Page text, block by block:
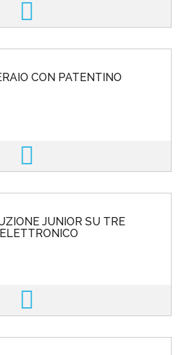
CON PATENTINO
JUNIOR SU TRE